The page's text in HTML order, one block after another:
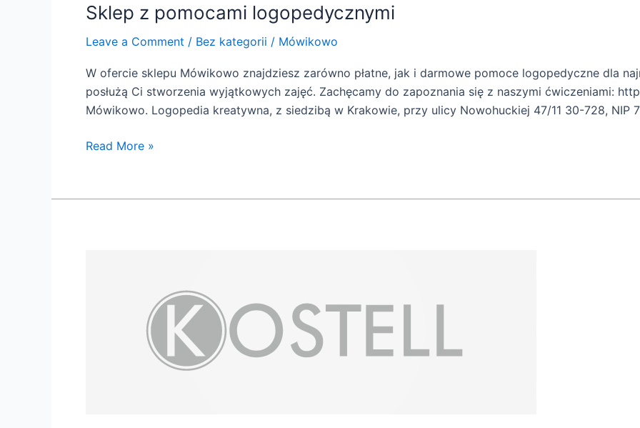
Sklep z pomocami logopedycznymi
Leave a Comment / Bez kategorii / Mówikowo
W ofercie sklepu Mówikowo znajdziesz zarówno płatne, jak i darmowe pomoce logopedyczne dla
posłużą Ci stworzenia wyjątkowych zajęć. Zachęcamy do zapoznania się z naszymi ćwiczeniami:
Mówikowo. Logopedia kreatywna, z siedzibą w Krakowie, przy ulicy Nowohuckiej 47/11 30-728, NIP
Read More »